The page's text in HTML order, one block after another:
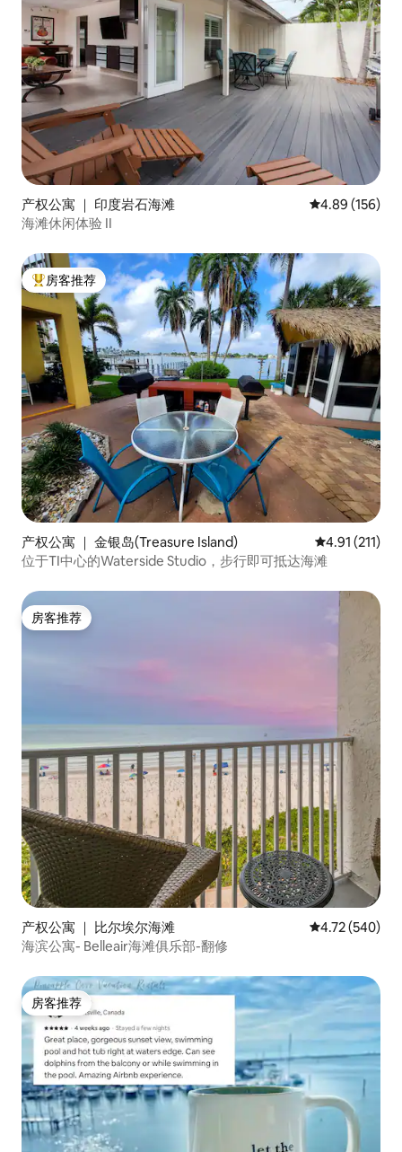
产权公寓 ｜ 印度岩石海滩 平均评分 4.89
4.89 (156)
海滩休闲体验 II
热门「房客推荐」
房客推荐
产权公寓 ｜ 金银岛(Treasure Island) 平均评分 4.91
4.91 (211)
位于TI中心的Waterside Studio，步行即可抵达海滩
房客推荐
房客推荐
产权公寓 ｜ 比尔埃尔海滩 平均评分 4.72
4.72 (540)
海滨公寓- Belleair海滩俱乐部-翻修
房客推荐
房客推荐